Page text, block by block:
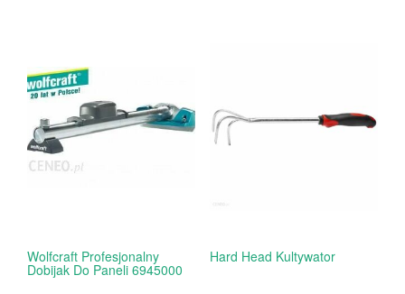
Wolfcraft Profesjonalny
Dobijak Do Paneli 6945000
Hard Head Kultywator